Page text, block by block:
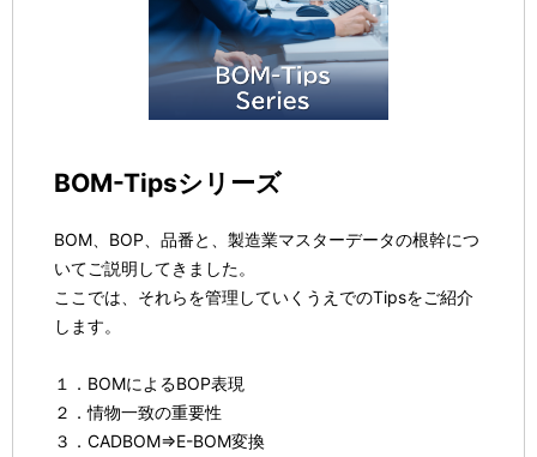
BOM-Tipsシリーズ
BOM、BOP、品番と、製造業マスターデータの根幹につ
いてご説明してきました。
ここでは、それらを管理していくうえでのTipsをご紹介
します。
１．BOMによるBOP表現
２．情物一致の重要性
３．CADBOM⇒E-BOM変換